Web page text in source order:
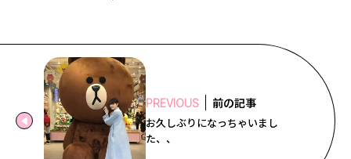
PREVIOUS 前の記事
お久しぶりになっちゃいまし
た、、